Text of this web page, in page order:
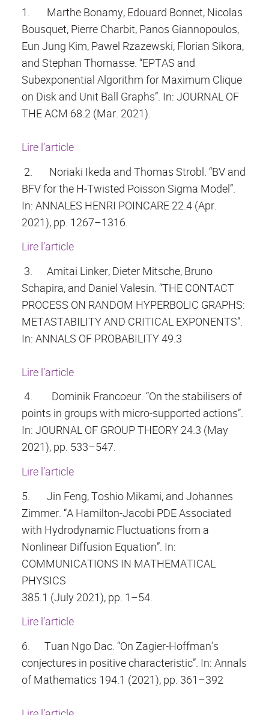
1.
Marthe Bonamy, Edouard Bonnet, Nicolas
Bousquet, Pierre Charbit, Panos Giannopoulos,
Eun Jung Kim, Pawel Rzazewski, Florian Sikora,
and Stephan Thomasse. “EPTAS and
Subexponential Algorithm for Maximum Clique
on Disk and Unit Ball Graphs”. In: JOURNAL OF
THE ACM 68.2 (Mar. 2021).
Lire l’article
2.
Noriaki Ikeda and Thomas Strobl. “BV and
BFV for the H-Twisted Poisson Sigma Model”.
In: ANNALES HENRI POINCARE 22.4 (Apr.
2021), pp. 1267–1316.
Lire l’article
3. Amitai Linker, Dieter Mitsche, Bruno
Schapira, and Daniel Valesin. “THE CONTACT
PROCESS ON RANDOM HYPERBOLIC GRAPHS:
METASTABILITY AND CRITICAL EXPONENTS”.
In: ANNALS OF PROBABILITY 49.3
Lire l’article
4. Dominik Francoeur. “On the stabilisers of
points in groups with micro-supported actions”.
In: JOURNAL OF GROUP THEORY 24.3 (May
2021), pp. 533–547.
Lire l’article
5.
Jin Feng, Toshio Mikami, and Johannes
Zimmer. “A Hamilton-Jacobi PDE Associated
with Hydrodynamic Fluctuations from a
Nonlinear Diffusion Equation”. In:
COMMUNICATIONS IN MATHEMATICAL
PHYSICS
385.1 (July 2021), pp. 1–54.
Lire l’article
6.
Tuan Ngo Dac. “On Zagier-Hoffman’s
conjectures in positive characteristic”. In: Annals
of Mathematics 194.1 (2021), pp. 361–392